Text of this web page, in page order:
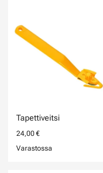
Tapettiveitsi
24,00 €
Varastossa